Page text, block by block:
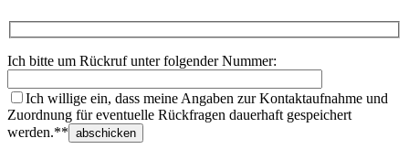
Ich bitte um Rückruf unter folgender Nummer:
Ich willige ein, dass meine Angaben zur Kontaktaufnahme und
Zuordnung für eventuelle Rückfragen dauerhaft gespeichert
werden.**